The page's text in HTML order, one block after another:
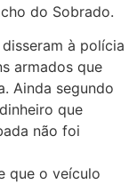
do Sobrado.
à polícia
armados que
Ainda segundo
que
não foi
que o veículo